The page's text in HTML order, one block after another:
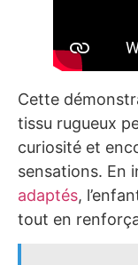
Cette
tissu rugueux
curiosité et
sensations. En
adaptés,
tout en